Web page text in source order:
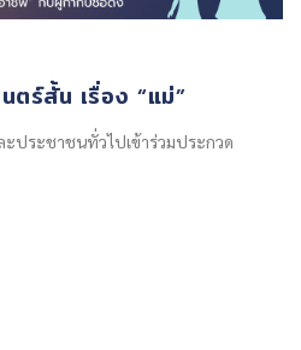
ตร์สั้น เรื่อง “แม่”
ประชาชนทั่วไปเข้าร่วมประกวด